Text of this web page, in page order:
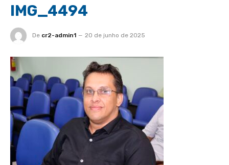
IMG_4494
De cr2-admin1 20 de junho de 2025